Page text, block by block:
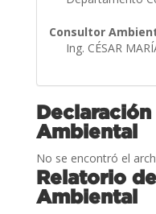
Consultor
Ing. CÉSAR
Ambiental
No se encontró el
Relatorio
Ambiental